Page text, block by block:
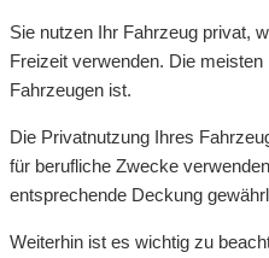
Sie nutzen Ihr Fahrzeug privat,
Freizeit verwenden. Die
Fahrzeugen ist.
Die Privatnutzung Ihres
für berufliche Zwecke
entsprechende Deckung
Weiterhin ist es wichtig zu